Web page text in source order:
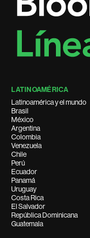
LATINOAMÉRICA
Latinoamérica y el mundo
Brasil
México
Argentina
Colombia
Venezuela
Chile
Perú
Ecuador
Panamá
Uruguay
Costa Rica
El Salvador
República Dominicana
Guatemala